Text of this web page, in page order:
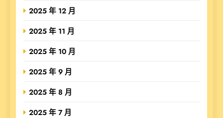
2025 年 12 月
2025 年 11 月
2025 年 10 月
2025 年 9 月
2025 年 8 月
2025 年 7 月